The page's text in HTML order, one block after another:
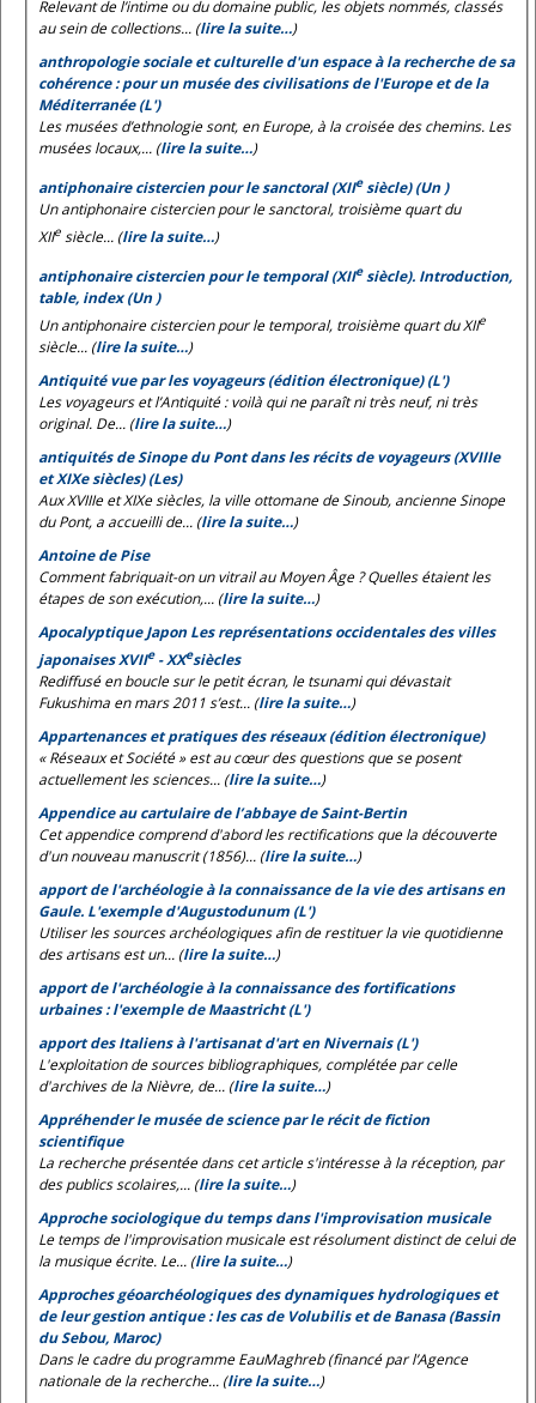
Relevant de l’intime ou du domaine public, les objets nommés, classés
au sein de collections... (lire la suite…)
anthropologie sociale et culturelle d'un espace à la recherche de sa
cohérence : pour un musée des civilisations de l'Europe et de la
Méditerranée (L')
Les musées d’ethnologie sont, en Europe, à la croisée des chemins. Les
musées locaux,... (lire la suite…)
antiphonaire cistercien pour le sanctoral (XIIesiècle) (Un )
Un antiphonaire cistercien pour le sanctoral, troisième quart du
XIIe siècle... (lire la suite…)
antiphonaire cistercien pour le temporal (XIIesiècle). Introduction,
table, index (Un )
Un antiphonaire cistercien pour le temporal, troisième quart du XIIe
siècle... (lire la suite…)
Antiquité vue par les voyageurs (édition électronique) (L')
Les voyageurs et l’Antiquité : voilà qui ne paraît ni très neuf, ni très
original. De... (lire la suite…)
antiquités de Sinope du Pont dans les récits de voyageurs (XVIIIe
et XIXe siècles) (Les)
Aux XVIIIe et XIXe siècles, la ville ottomane de Sinoub, ancienne Sinope
du Pont, a accueilli de... (lire la suite…)
Antoine de Pise
Comment fabriquait-on un vitrail au Moyen Âge ? Quelles étaient les
étapes de son exécution,... (lire la suite…)
Apocalyptique Japon Les représentations occidentales des villes
japonaises XVIIe- XXesiècles
Rediffusé en boucle sur le petit écran, le tsunami qui dévastait
Fukushima en mars 2011 s’est... (lire la suite…)
Appartenances et pratiques des réseaux (édition électronique)
« Réseaux et Société » est au cœur des questions que se posent
actuellement les sciences... (lire la suite…)
Appendice au cartulaire de l’abbaye de Saint-Bertin
Cet appendice comprend d'abord les rectifications que la découverte
d'un nouveau manuscrit (1856)... (lire la suite…)
apport de l'archéologie à la connaissance de la vie des artisans en
Gaule. L'exemple d'Augustodunum (L')
Utiliser les sources archéologiques afin de restituer la vie quotidienne
des artisans est un... (lire la suite…)
apport de l'archéologie à la connaissance des fortifications
urbaines : l'exemple de Maastricht (L')
apport des Italiens à l'artisanat d'art en Nivernais (L')
L'exploitation de sources bibliographiques, complétée par celle
d'archives de la Nièvre, de... (lire la suite…)
Appréhender le musée de science par le récit de fiction
scientifique
La recherche présentée dans cet article s'intéresse à la réception, par
des publics scolaires,... (lire la suite…)
Approche sociologique du temps dans l'improvisation musicale
Le temps de l'improvisation musicale est résolument distinct de celui de
la musique écrite. Le... (lire la suite…)
Approches géoarchéologiques des dynamiques hydrologiques et
de leur gestion antique : les cas de Volubilis et de Banasa (Bassin
du Sebou, Maroc)
Dans le cadre du programme EauMaghreb (financé par l’Agence
nationale de la recherche... (lire la suite…)